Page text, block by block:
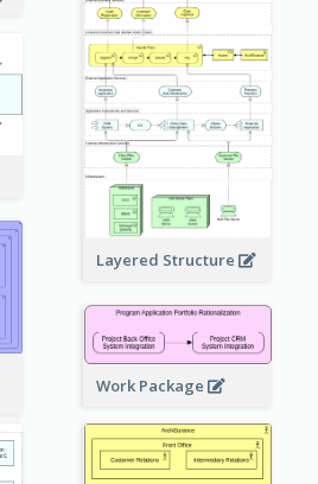
Layered Structure
Work Package